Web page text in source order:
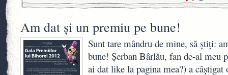
Am dat şi un premiu pe bune!
Sunt tare mândru de mine, să ştiţi:
bune! Şerban Bârlău, fan de-al meu
ai dat like la pagina mea?) a